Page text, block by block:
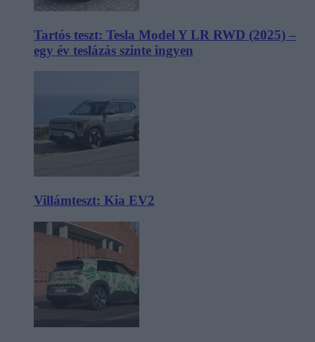
Tartós teszt: Tesla Model Y LR RWD (2025) –
egy év teslázás szinte ingyen
Villámteszt: Kia EV2